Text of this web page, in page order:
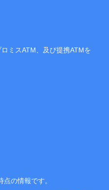
ミスATM、及び提携ATMを
の情報です。